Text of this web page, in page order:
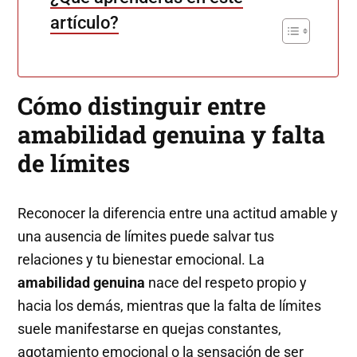
artículo?
Cómo distinguir entre
amabilidad genuina y falta
de límites
Reconocer la diferencia entre una actitud amable y
una ausencia de límites puede salvar tus
relaciones y tu bienestar emocional. La
amabilidad genuina nace del respeto propio y
hacia los demás, mientras que la falta de límites
suele manifestarse en quejas constantes,
agotamiento emocional o la sensación de ser